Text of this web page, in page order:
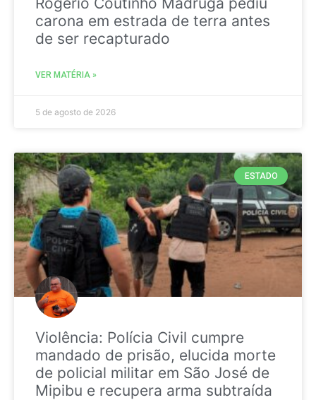
carona em estrada de terra antes
de ser recapturado
VER MATÉRIA »
5 de agosto de 2026
ESTADO
Violência: Polícia Civil cumpre
mandado de prisão, elucida morte
de policial militar em São José de
Mipibu e recupera arma subtraída